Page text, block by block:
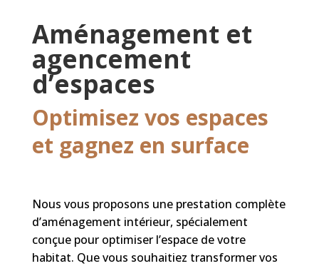
Aménagement et
agencement
d’espaces
Optimisez vos espaces
et gagnez en surface
Nous vous proposons une prestation complète
d’aménagement intérieur, spécialement
conçue pour optimiser l’espace de votre
habitat. Que vous souhaitiez transformer vos